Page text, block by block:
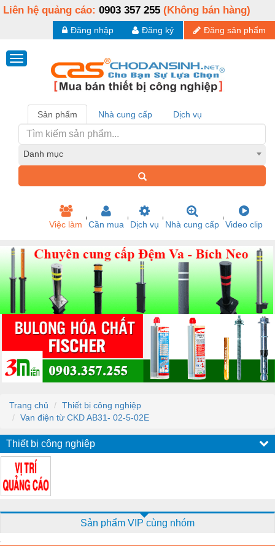
Liên hệ quảng cáo: 0903 357 255 (Không bán hàng)
Đăng sản phẩm
Đăng ký
Đăng nhập
Sản phẩm Nhà cung cấp Dịch vụ
Danh mục
Việc làm Cần mua Dịch vụ Nhà cung cấp Video clip
Trang chủ
Thiết bị công nghiệp
Van điện từ CKD AB31- 02-5-02E
Thiết bị công nghiệp
Sản phẩm VIP cùng nhóm